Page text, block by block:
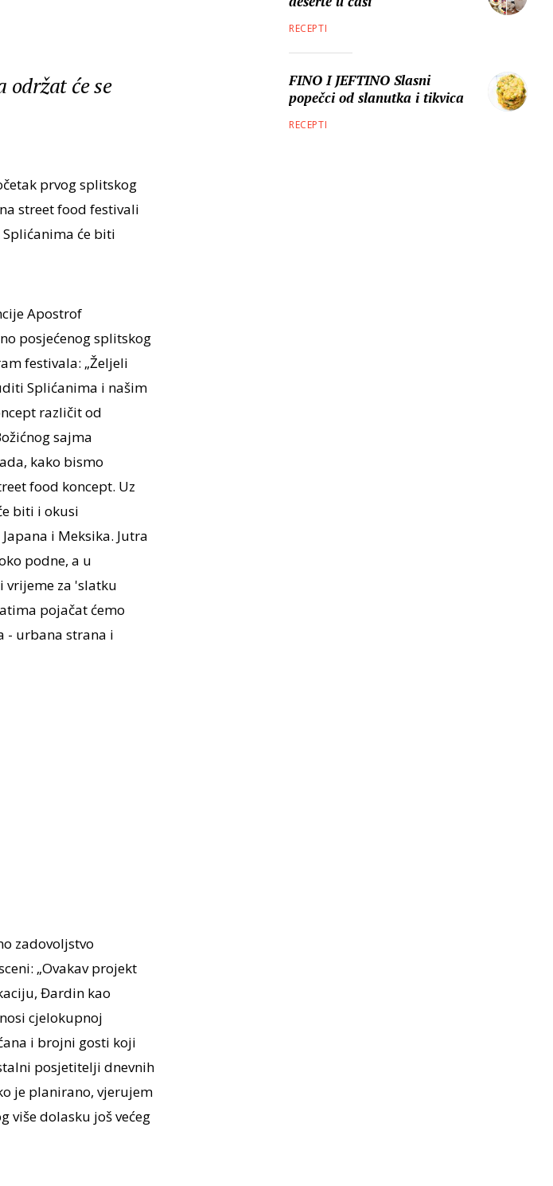
održat će se
prvog splitskog
street food festivali
Splićanima će biti
Apostrof
posjećenog splitskog
festivala: „Željeli
Splićanima i našim
različit od
sajma
kako bismo
food koncept. Uz
biti i okusi
i Meksika. Jutra
podne, a u
vrijeme za 'slatku
pojačat ćemo
- urbana strana i
zadovoljstvo
„Ovakav projekt
Đardin kao
cjelokupnoj
i brojni gosti koji
posjetitelji dnevnih
je planirano, vjerujem
više dolasku još većeg
RECEPTI
FINO I JEFTINO Slasni
popečci od slanutka i tikvica
RECEPTI